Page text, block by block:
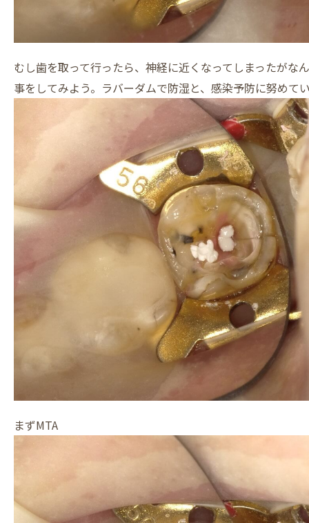
むし歯を取って行ったら、神経に近くなってしまったがな
事をしてみよう。ラバーダムで防湿と、感染予防に努めて
まずMTA